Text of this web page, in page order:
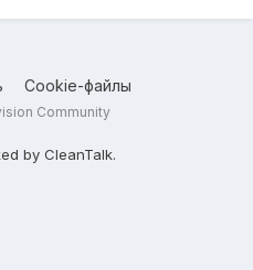
Cookie-файлы
Community
by CleanTalk.